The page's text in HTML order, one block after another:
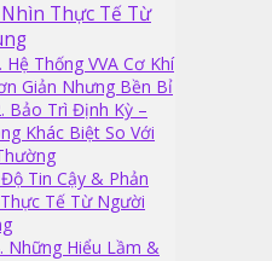
Nhìn Thực Tế Từ
Hệ Thống VVA Cơ Khí
Giản Nhưng Bền Bỉ
Bảo Trì Định Kỳ –
Khác Biệt So Với
Độ Tin Cậy & Phản
Tế Từ Người
Những Hiểu Lầm &